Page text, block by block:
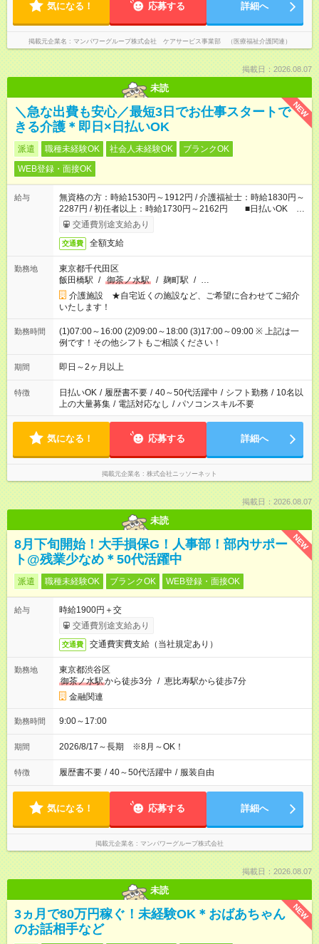
気になる！ 応募する 詳細へ
掲載元企業名 マンパワーグループ株式会社 ケアサービス事業部 （医療福祉介護関連）
掲載日：2026.08.07
未読
NEW
＼急な出費も安心／最短3日でお仕事スタートで
きる介護＊即日×日払いOK
派遣 職種未経験OK 社会人未経験OK
ブランクOK
WEB登録・面接OK
給与
無資格の方：時給1530円～1912円 / 介護福祉士：時給1830円～
2287円 / 初任者以上：時給1730円～2162円 ■日払いOK ■
日収例：1万2240円（時給1530円×8h）
交通費別途支給あり
交通費 全額支給
勤務地
東京都千代田区
飯田橋駅 / 御茶ノ水駅 / 麹町駅 / …
介護施設 ★自宅近くの施設など、ご希望に合わせてご紹介
いたします！
勤務時間
(1)07:00～16:00 (2)09:00～18:00 (3)17:00～09:00 ※ 上記は一
例です！その他シフトもご相談ください！
期間 即日～2ヶ月以上
特徴 日払いOK / 履歴書不要 / 40～50代活躍中 / シフト勤務 / 10名以
上の大量募集 / 電話対応なし / パソコンスキル不要
気になる！ 応募する 詳細へ
掲載元企業名 株式会社ニッソーネット
掲載日：2026.08.07
未読
NEW
8月下旬開始！大手損保G！人事部！部内サポー
ト@残業少なめ＊50代活躍中
派遣 職種未経験OK ブランクOK WEB登録・面接OK
給与
時給1900円＋交
交通費別途支給あり
交通費 交通費実費支給（当社規定あり）
勤務地
東京都渋谷区
御茶ノ水駅から徒歩3分 / 恵比寿駅から徒歩7分
金融関連
勤務時間 9:00～17:00
期間 2026/8/17～長期 ※8月～OK！
特徴 履歴書不要 / 40～50代活躍中 / 服装自由
気になる！ 応募する 詳細へ
掲載元企業名 マンパワーグループ株式会社
掲載日：2026.08.07
未読
NEW
3ヵ月で80万円稼ぐ！未経験OK＊おばあちゃん
のお話相手など